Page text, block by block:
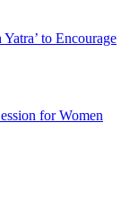
to Encourage
for Women